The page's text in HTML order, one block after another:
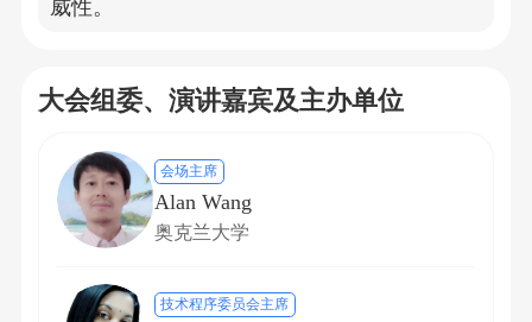
威性。
大会组委、演讲嘉宾及主办单位
会场主席
Alan Wang
奥克兰大学
技术程序委员会主席